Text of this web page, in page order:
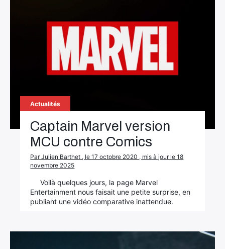
Actualités
Captain Marvel version
MCU contre Comics
Par Julien Barthet , le 17 octobre 2020 , mis à jour le 18
novembre 2025
Voilà quelques jours, la page Marvel
Entertainment nous faisait une petite surprise, en
publiant une vidéo comparative inattendue.